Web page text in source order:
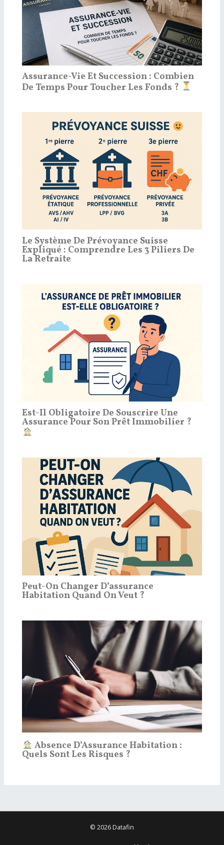
Assurance-Vie Et Succession : Combien
De Temps Pour Toucher Les Fonds ?
Le Système De Prévoyance Suisse
Expliqué : Comprendre Les 3 Piliers De
La Retraite
Est-Il Obligatoire De Souscrire Une
Assurance Pour Son Prêt Immobilier ?
Peut-On Changer D’assurance
Habitation Quand On Veut ?
Absence D’Assurance Habitation :
Quels Sont Les Risques ?
© 2026 Datafin